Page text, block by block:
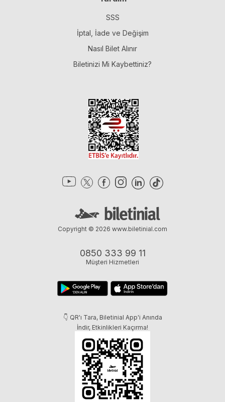
SSS
İptal, İade ve Değişim
Nasıl Bilet Alınır
Biletinizi Mi Kaybettiniz?
0850 333 99 11
Müşteri Hizmetleri
👇 QR'ı Tara, Biletinial App'i Anında
İndir, Etkinlikleri Kaçırma!
Copyright © 2026 www.biletinial.com